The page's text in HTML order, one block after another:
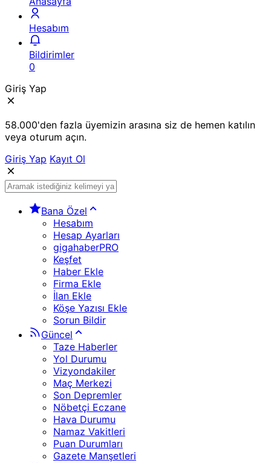
Hesabım
Bildirimler
0
Giriş Yap
58.000'den fazla üyemizin arasına siz de hemen katılın
veya oturum açın.
Giriş Yap Kayıt Ol
Bana Özel
Hesabım
Hesap Ayarları
gigahaberPRO
Keşfet
Haber Ekle
Firma Ekle
İlan Ekle
Köşe Yazısı Ekle
Sorun Bildir
Güncel
Taze Haberler
Yol Durumu
Vizyondakiler
Maç Merkezi
Son Depremler
Nöbetçi Eczane
Hava Durumu
Namaz Vakitleri
Puan Durumları
Gazete Manşetleri